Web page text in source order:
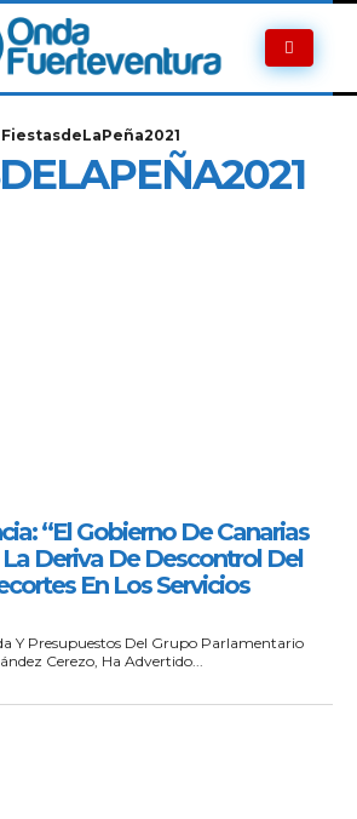
FiestasdeLaPeña2021
“El Gobierno De Canarias
Deriva De Descontrol Del
En Los Servicios
Y Presupuestos Del Grupo Parlamentario
Cerezo, Ha Advertido...